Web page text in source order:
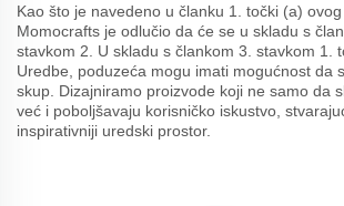
Kao što je navedeno u članku 1. točki (a) ovog
Momocrafts je odlučio da će se u skladu s
stavkom 2. U skladu s člankom 3. stavkom 1.
Uredbe, poduzeća mogu imati mogućnost da
skup. Dizajniramo proizvode koji ne samo da
već i poboljšavaju korisničko iskustvo,
inspirativniji uredski prostor.